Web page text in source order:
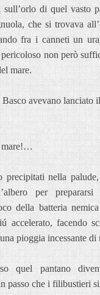
sull’orlo di quel vasto
che si trovava
fra i canneti un
non però
mare.
avevano lanciato
mare!…
nella
per prepararsi
della batteria
accelerato, facendo
pioggia incessante di
quel pantano
passo che i filibustieri